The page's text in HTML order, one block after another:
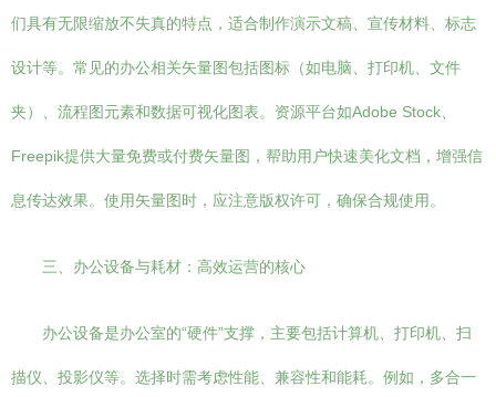
们具有无限缩放不失真的特点，适合制作演示文稿、宣传材料、标志
设计等。常见的办公相关矢量图包括图标（如电脑、打印机、文件
夹）、流程图元素和数据可视化图表。资源平台如Adobe Stock、
Freepik提供大量免费或付费矢量图，帮助用户快速美化文档，增强信
息传达效果。使用矢量图时，应注意版权许可，确保合规使用。
三、办公设备与耗材：高效运营的核心
办公设备是办公室的“硬件”支撑，主要包括计算机、打印机、扫
描仪、投影仪等。选择时需考虑性能、兼容性和能耗。例如，多合一